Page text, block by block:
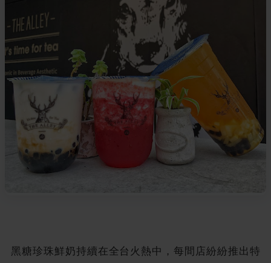
黑糖珍珠鮮奶持續在全台火熱中，每間店紛紛推出特